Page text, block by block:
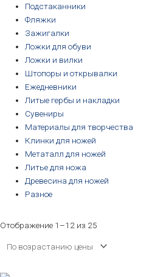
Подстаканники
Фляжки
Зажигалки
Ложки для обуви
Ложки и вилки
Штопоры и открывалки
Ежедневники
Литые гербы и накладки
Сувениры
Материалы для творчества
Клинки для ножей
Метаталл для ножей
Литье для ножа
Древесина для ножей
Разное
Отображение 1–12 из 25